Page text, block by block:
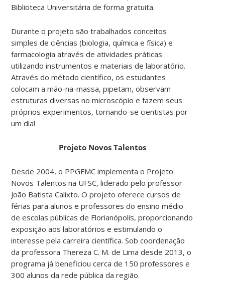
Biblioteca Universitária de forma gratuita.
Durante o projeto são trabalhados conceitos
simples de ciências (biologia, química e física) e
farmacologia através de atividades práticas
utilizando instrumentos e materiais de laboratório.
Através do método científico, os estudantes
colocam a mão-na-massa, pipetam, observam
estruturas diversas no microscópio e fazem seus
próprios experimentos, tornando-se cientistas por
um dia!
Projeto Novos Talentos
Desde 2004, o PPGFMC implementa o Projeto
Novos Talentos na UFSC, liderado pelo professor
João Batista Calixto. O projeto oferece cursos de
férias para alunos e professores do ensino médio
de escolas públicas de Florianópolis, proporcionando
exposição aos laboratórios e estimulando o
interesse pela carreira científica. Sob coordenação
da professora Thereza C. M. de Lima desde 2013, o
programa já beneficiou cerca de 150 professores e
300 alunos da rede pública da região.